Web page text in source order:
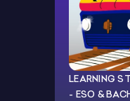
LEARNING
- ESO &